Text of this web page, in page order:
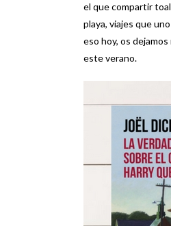
el que compartir
playa, viajes que
eso hoy, os
este verano.